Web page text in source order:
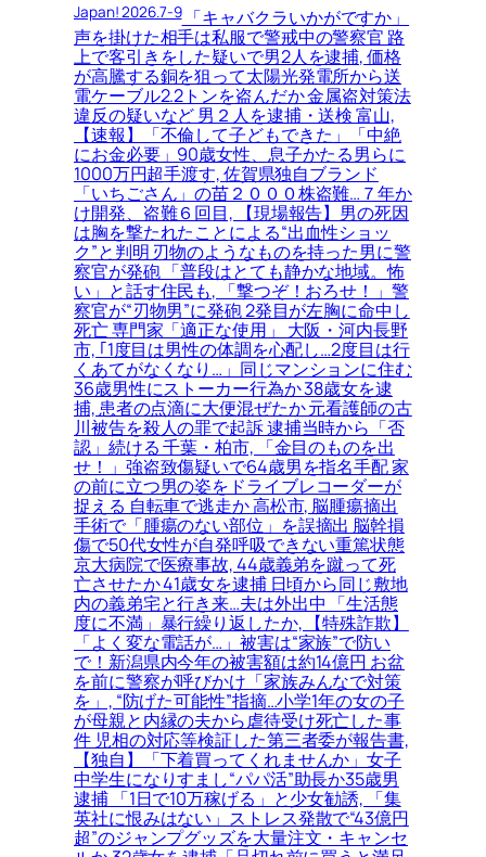
Japan! 2026.7-9「キャバクラいかがですか」
声を掛けた相手は私服で警戒中の警察官 路
上で客引きをした疑いで男2人を逮捕, 価格
が高騰する銅を狙って太陽光発電所から送
電ケーブル2.2トンを盗んだか 金属盗対策法
違反の疑いなど 男２人を逮捕・送検 富山,
【速報】「不倫して子どもできた」「中絶
にお金必要」90歳女性、息子かたる男らに
1000万円超手渡す, 佐賀県独自ブランド
「いちごさん」の苗２０００株盗難…７年か
け開発、盗難６回目, 【現場報告】男の死因
は胸を撃たれたことによる“出血性ショッ
ク”と判明 刃物のようなものを持った男に警
察官が発砲 「普段はとても静かな地域。怖
い」と話す住民も, 「撃つぞ！おろせ！」警
察官が“刃物男”に発砲 2発目が左胸に命中し
死亡 専門家「適正な使用」 大阪・河内長野
市, ｢1度目は男性の体調を心配し…2度目は行
くあてがなくなり…」同じマンションに住む
36歳男性にストーカー行為か 38歳女を逮
捕, 患者の点滴に大便混ぜたか 元看護師の古
川被告を殺人の罪で起訴 逮捕当時から「否
認」続ける 千葉・柏市, 「金目のものを出
せ！」強盗致傷疑いで64歳男を指名手配 家
の前に立つ男の姿をドライブレコーダーが
捉える 自転車で逃走か 高松市, 脳腫瘍摘出
手術で「腫瘍のない部位」を誤摘出 脳幹損
傷で50代女性が自発呼吸できない重篤状態
京大病院で医療事故, 44歳義弟を蹴って死
亡させたか 41歳女を逮捕 日頃から同じ敷地
内の義弟宅と行き来…夫は外出中 「生活態
度に不満」暴行繰り返したか, 【特殊詐欺】
「よく変な電話が…」被害は“家族”で防い
で！新潟県内今年の被害額は約14億円 お盆
を前に警察が呼びかけ「家族みんなで対策
を」, “防げた可能性”指摘…小学1年の女の子
が母親と内縁の夫から虐待受け死亡した事
件 児相の対応等検証した第三者委が報告書,
【独自】「下着買ってくれませんか」女子
中学生になりすまし“パパ活”助長か35歳男
逮捕 「1日で10万稼げる」と少女勧誘, 「集
英社に恨みはない」ストレス発散で“43億円
超”のジャンプグッズを大量注文・キャンセ